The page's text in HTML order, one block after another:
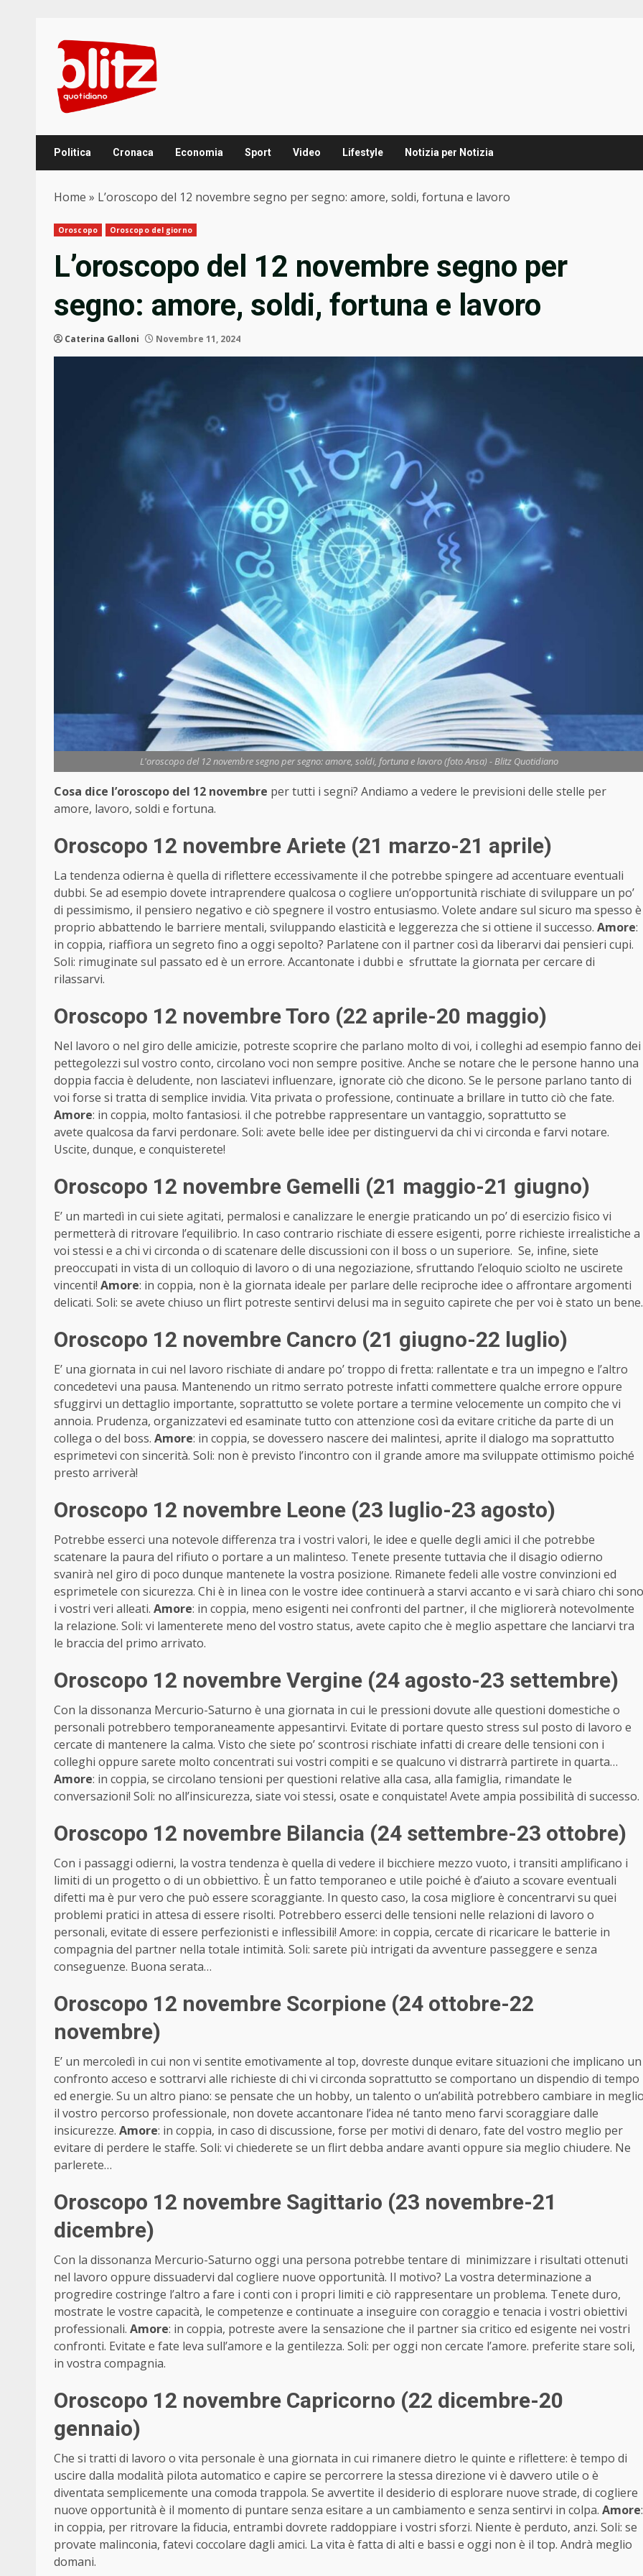
content
Politica Cronaca Economia Sport Video Lifestyle Notizia per Notizia
Home » L’oroscopo del 12 novembre segno per segno: amore, soldi, fortuna e lavoro
Oroscopo Oroscopo del giorno
L’oroscopo del 12 novembre segno per
segno: amore, soldi, fortuna e lavoro
Caterina Galloni Novembre 11, 2024
L'oroscopo del 12 novembre segno per segno: amore, soldi, fortuna e lavoro (foto Ansa) - Blitz Quotidiano
Cosa dice l’oroscopo del 12 novembre per tutti i segni? Andiamo a vedere le previsioni delle stelle per
amore, lavoro, soldi e fortuna.
Oroscopo 12 novembre Ariete (21 marzo-21 aprile)
La tendenza odierna è quella di riflettere eccessivamente il che potrebbe spingere ad accentuare eventuali
dubbi. Se ad esempio dovete intraprendere qualcosa o cogliere un’opportunità rischiate di sviluppare un po’
di pessimismo, il pensiero negativo e ciò spegnere il vostro entusiasmo. Volete andare sul sicuro ma spesso è
proprio abbattendo le barriere mentali, sviluppando elasticità e leggerezza che si ottiene il successo. Amore:
in coppia, riaffiora un segreto fino a oggi sepolto? Parlatene con il partner così da liberarvi dai pensieri cupi.
Soli: rimuginate sul passato ed è un errore. Accantonate i dubbi e sfruttate la giornata per cercare di
rilassarvi.
Oroscopo 12 novembre Toro (22 aprile-20 maggio)
Nel lavoro o nel giro delle amicizie, potreste scoprire che parlano molto di voi, i colleghi ad esempio fanno dei
pettegolezzi sul vostro conto, circolano voci non sempre positive. Anche se notare che le persone hanno una
doppia faccia è deludente, non lasciatevi influenzare, ignorate ciò che dicono. Se le persone parlano tanto di
voi forse si tratta di semplice invidia. Vita privata o professione, continuate a brillare in tutto ciò che fate.
Amore: in coppia, molto fantasiosi. il che potrebbe rappresentare un vantaggio, soprattutto se
avete qualcosa da farvi perdonare. Soli: avete belle idee per distinguervi da chi vi circonda e farvi notare.
Uscite, dunque, e conquisterete!
Oroscopo 12 novembre Gemelli (21 maggio-21 giugno)
E’ un martedì in cui siete agitati, permalosi e canalizzare le energie praticando un po’ di esercizio fisico vi
permetterà di ritrovare l’equilibrio. In caso contrario rischiate di essere esigenti, porre richieste irrealistiche a
voi stessi e a chi vi circonda o di scatenare delle discussioni con il boss o un superiore. Se, infine, siete
preoccupati in vista di un colloquio di lavoro o di una negoziazione, sfruttando l’eloquio sciolto ne uscirete
vincenti! Amore: in coppia, non è la giornata ideale per parlare delle reciproche idee o affrontare argomenti
delicati. Soli: se avete chiuso un flirt potreste sentirvi delusi ma in seguito capirete che per voi è stato un bene.
Oroscopo 12 novembre Cancro (21 giugno-22 luglio)
E’ una giornata in cui nel lavoro rischiate di andare po’ troppo di fretta: rallentate e tra un impegno e l’altro
concedetevi una pausa. Mantenendo un ritmo serrato potreste infatti commettere qualche errore oppure
sfuggirvi un dettaglio importante, soprattutto se volete portare a termine velocemente un compito che vi
annoia. Prudenza, organizzatevi ed esaminate tutto con attenzione così da evitare critiche da parte di un
collega o del boss. Amore: in coppia, se dovessero nascere dei malintesi, aprite il dialogo ma soprattutto
esprimetevi con sincerità. Soli: non è previsto l’incontro con il grande amore ma sviluppate ottimismo poiché
presto arriverà!
Oroscopo 12 novembre Leone (23 luglio-23 agosto)
Potrebbe esserci una notevole differenza tra i vostri valori, le idee e quelle degli amici il che potrebbe
scatenare la paura del rifiuto o portare a un malinteso. Tenete presente tuttavia che il disagio odierno
svanirà nel giro di poco dunque mantenete la vostra posizione. Rimanete fedeli alle vostre convinzioni ed
esprimetele con sicurezza. Chi è in linea con le vostre idee continuerà a starvi accanto e vi sarà chiaro chi sono
i vostri veri alleati. Amore: in coppia, meno esigenti nei confronti del partner, il che migliorerà notevolmente
la relazione. Soli: vi lamenterete meno del vostro status, avete capito che è meglio aspettare che lanciarvi tra
le braccia del primo arrivato.
Oroscopo 12 novembre Vergine (24 agosto-23 settembre)
Con la dissonanza Mercurio-Saturno è una giornata in cui le pressioni dovute alle questioni domestiche o
personali potrebbero temporaneamente appesantirvi. Evitate di portare questo stress sul posto di lavoro e
cercate di mantenere la calma. Visto che siete po’ scontrosi rischiate infatti di creare delle tensioni con i
colleghi oppure sarete molto concentrati sui vostri compiti e se qualcuno vi distrarrà partirete in quarta…
Amore: in coppia, se circolano tensioni per questioni relative alla casa, alla famiglia, rimandate le
conversazioni! Soli: no all’insicurezza, siate voi stessi, osate e conquistate! Avete ampia possibilità di successo.
Oroscopo 12 novembre Bilancia (24 settembre-23 ottobre)
Con i passaggi odierni, la vostra tendenza è quella di vedere il bicchiere mezzo vuoto, i transiti amplificano i
limiti di un progetto o di un obbiettivo. È un fatto temporaneo e utile poiché è d’aiuto a scovare eventuali
difetti ma è pur vero che può essere scoraggiante. In questo caso, la cosa migliore è concentrarvi su quei
problemi pratici in attesa di essere risolti. Potrebbero esserci delle tensioni nelle relazioni di lavoro o
personali, evitate di essere perfezionisti e inflessibili! Amore: in coppia, cercate di ricaricare le batterie in
compagnia del partner nella totale intimità. Soli: sarete più intrigati da avventure passeggere e senza
conseguenze. Buona serata…
Oroscopo 12 novembre Scorpione (24 ottobre-22
novembre)
E’ un mercoledì in cui non vi sentite emotivamente al top, dovreste dunque evitare situazioni che implicano un
confronto acceso e sottrarvi alle richieste di chi vi circonda soprattutto se comportano un dispendio di tempo
ed energie. Su un altro piano: se pensate che un hobby, un talento o un’abilità potrebbero cambiare in
il vostro percorso professionale, non dovete accantonare l’idea né tanto meno farvi scoraggiare dalle
insicurezze. Amore: in coppia, in caso di discussione, forse per motivi di denaro, fate del vostro meglio per
evitare di perdere le staffe. Soli: vi chiederete se un flirt debba andare avanti oppure sia meglio chiudere. Ne
parlerete…
Oroscopo 12 novembre Sagittario (23 novembre-21
dicembre)
Con la dissonanza Mercurio-Saturno oggi una persona potrebbe tentare di minimizzare i risultati ottenuti
nel lavoro oppure dissuadervi dal cogliere nuove opportunità. Il motivo? La vostra determinazione a
progredire costringe l’altro a fare i conti con i propri limiti e ciò rappresentare un problema. Tenete duro,
mostrate le vostre capacità, le competenze e continuate a inseguire con coraggio e tenacia i vostri obiettivi
professionali. Amore: in coppia, potreste avere la sensazione che il partner sia critico ed esigente nei vostri
confronti. Evitate e fate leva sull’amore e la gentilezza. Soli: per oggi non cercate l’amore. preferite stare soli,
in vostra compagnia.
Oroscopo 12 novembre Capricorno (22 dicembre-20
gennaio)
Che si tratti di lavoro o vita personale è una giornata in cui rimanere dietro le quinte e riflettere: è tempo di
uscire dalla modalità pilota automatico e capire se percorrere la stessa direzione vi è davvero utile o è
diventata semplicemente una comoda trappola. Se avvertite il desiderio di esplorare nuove strade, di cogliere
nuove opportunità è il momento di puntare senza esitare a un cambiamento e senza sentirvi in colpa. Amore:
in coppia, per ritrovare la fiducia, entrambi dovrete raddoppiare i vostri sforzi. Niente è perduto, anzi. Soli: se
provate malinconia, fatevi coccolare dagli amici. La vita è fatta di alti e bassi e oggi non è il top. Andrà meglio
domani.